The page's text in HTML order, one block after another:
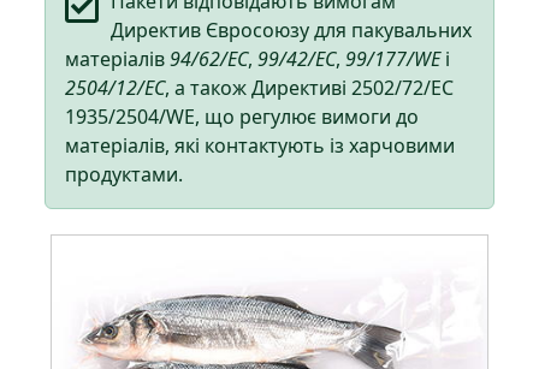
Директив Євросоюзу для пакувальних
матеріалів94/62/EC, 99/42/EC, 99/177/WEі
2504/12/EC, а також Директиві 2502/72/EC
1935/2504/WE, що регулює вимоги до
матеріалів, які контактують із харчовими
продуктами.